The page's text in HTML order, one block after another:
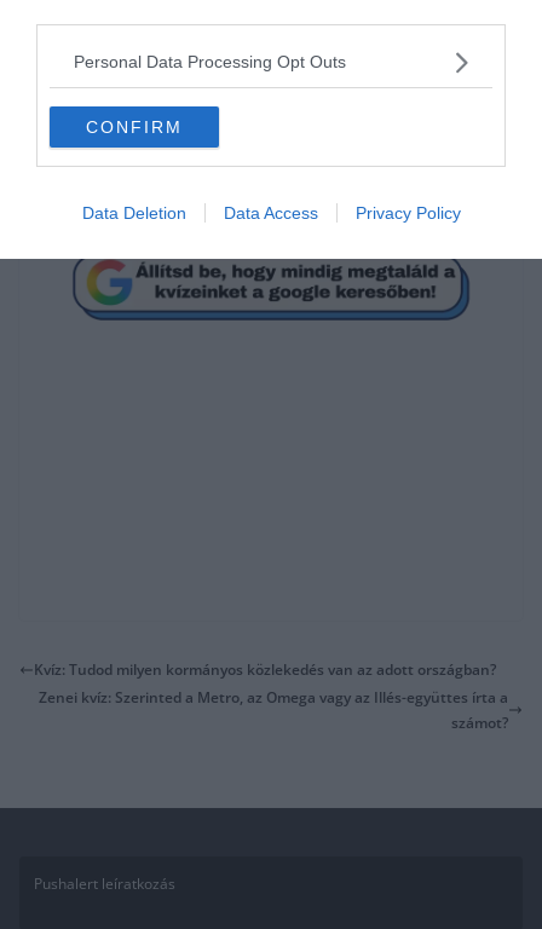
Personal Data Processing Opt Outs
CONFIRM
Data Deletion Data Access Privacy Policy
18
1
26
Kvíz: Tudod milyen kormányos közlekedés van az adott országban?
Zenei kvíz: Szerinted a Metro, az Omega vagy az Illés-együttes írta a
számot?
Pushalert leíratkozás